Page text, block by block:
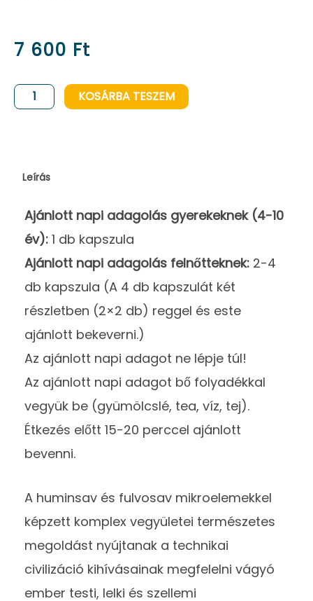
7 600 Ft
HUMINIQUM
kapszula
KOSÁRBA TESZEM
Leírás
Ajánlott napi adagolás gyerekeknek (4-10
év): 1 db kapszula
Ajánlott napi adagolás felnőtteknek: 2-4
db kapszula (A 4 db kapszulát két
részletben (2×2 db) reggel és este
ajánlott bekeverni.)
Az ajánlott napi adagot ne lépje túl!
Az ajánlott napi adagot bő folyadékkal
vegyük be (gyümölcslé, tea, víz, tej).
Étkezés előtt 15-20 perccel ajánlott
bevenni.
A huminsav és fulvosav mikroelemekkel
képzett komplex vegyületei természetes
megoldást nyújtanak a technikai
civilizáció kihívásainak megfelelni vágyó
ember testi, lelki és szellemi